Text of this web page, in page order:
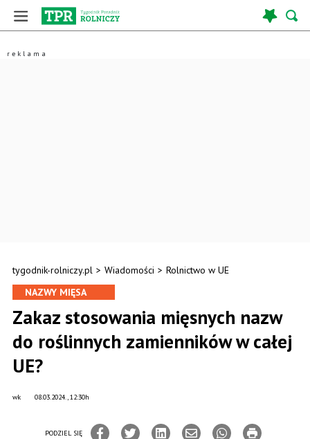
tygodnik-rolniczy.pl > Wiadomości > Rolnictwo w UE
NAZWY MIĘSA
Zakaz stosowania mięsnych nazw
do roślinnych zamienników w całej
UE?
08.03.2024., 12:30h
wk
PODZIEL SIĘ